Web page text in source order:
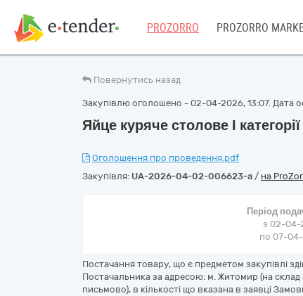
PROZORRO PROZORRO
Повернутись назад
Закупівлю оголошено - 02-04-2026, 13:07. Дата
Яйце куряче столове І категорії
Оголошення про проведення.pdf
Закупівля: UA-2026-04-02-006623-a / на
Період
з 02-04-
по 07-
Постачання товару, що є предметом закупівлі
Постачальника за адресою: м. Житомир (на
письмово), в кількості що вказана в заявці